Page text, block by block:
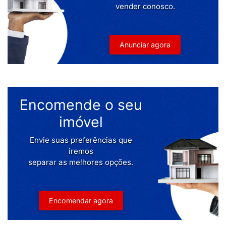
vender conosco.
Anunciar agora
Encomende o seu
imóvel
Envie suas preferências que
iremos
separar as melhores opções.
Encomendar agora